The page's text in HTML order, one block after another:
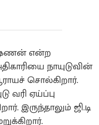
என்ற
நாயுடுவின்
சொல்கிறார்.
வரி ஏய்ப்பு
இருந்தாலும் ஜி.டி